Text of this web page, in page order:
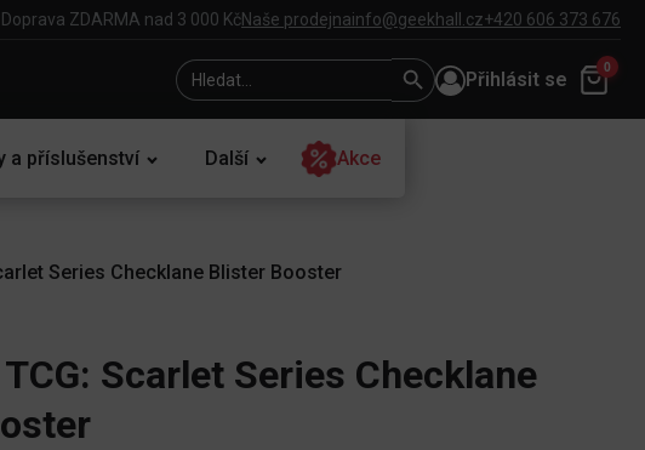
Doprava ZDARMA nad 3 000 KčNaše prodejnainfo@geekhall.cz+420 606 373 676
Search
for:
Search
Button
Přihlásit se
0
a příslušenství Další Akce
Series Checklane Blister Booster
Scarlet Series Checklane